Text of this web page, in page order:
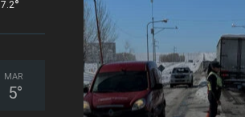
7.2°
MAR
5°